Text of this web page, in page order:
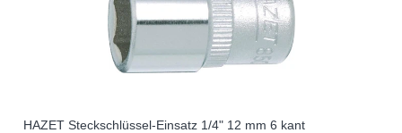
HAZET Steckschlüssel-Einsatz 1/4" 12 mm 6 kant